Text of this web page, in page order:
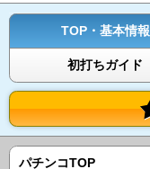
TOP・基本情報
初打ちガイド
パチンコTOP